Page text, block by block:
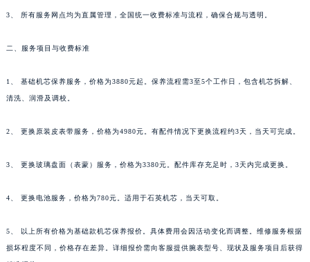
3、 所有服务网点均为直属管理，全国统一收费标准与流程，确保合规与透明。
二、服务项目与收费标准
1、 基础机芯保养服务，价格为3880元起。保养流程需3至5个工作日，包含机芯拆解、
清洗、润滑及调校。
2、 更换原装皮表带服务，价格为4980元。有配件情况下更换流程约3天，当天可完成。
3、 更换玻璃盘面（表蒙）服务，价格为3380元。配件库存充足时，3天内完成更换。
4、 更换电池服务，价格为780元。适用于石英机芯，当天可取。
5、 以上所有价格为基础款机芯保养报价。具体费用会因活动变化而调整。维修服务根据
损坏程度不同，价格存在差异。详细报价需向客服提供腕表型号、现状及服务项目后获得